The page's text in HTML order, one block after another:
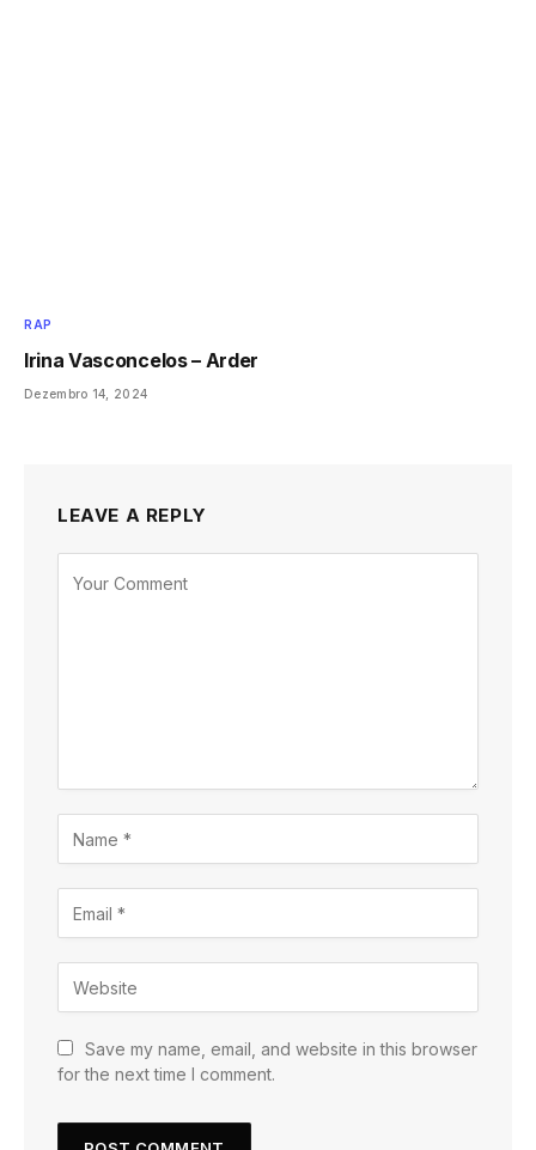
RAP
Irina Vasconcelos – Arder
Dezembro 14, 2024
LEAVE A REPLY
Save my name, email, and website in this browser
for the next time I comment.